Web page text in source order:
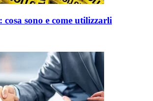
sono e come utilizzarli